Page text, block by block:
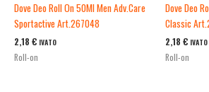
Dove Deo Roll On 50Ml Men Adv.Care
Sportactive Art.267048
2,18 € IVATO
Roll-on
Dove Deo
Classic
2,18 € IVATO
Roll-on